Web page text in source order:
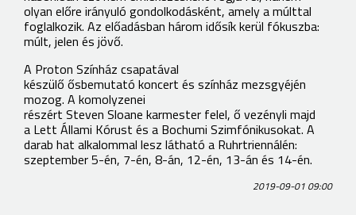
olyan előre irányuló gondolkodásként, amely a múlttal
foglalkozik. Az előadásban három idősík kerül fókuszba:
múlt, jelen és jövő.
A Proton Színház csapatával
készülő ősbemutató koncert és színház mezsgyéjén
mozog. A komolyzenei
részért Steven Sloane karmester felel, ő vezényli majd
a Lett Állami Kórust és a Bochumi Szimfónikusokat. A
darab hat alkalommal lesz látható a Ruhrtriennálén:
szeptember 5-én, 7-én, 8-án, 12-én, 13-án és 14-én.
2019-09-01 09:00